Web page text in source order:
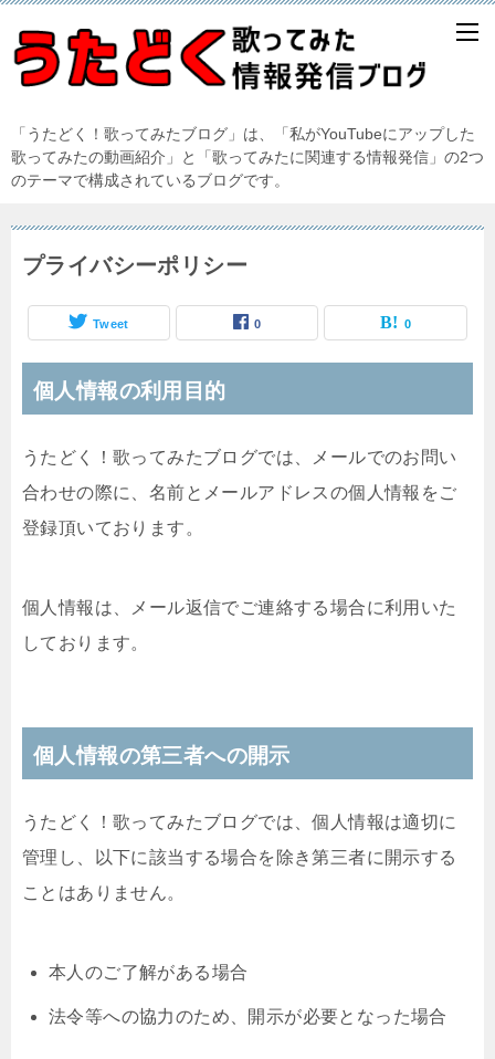
「うたどく！歌ってみたブログ」は、「私がYouTubeにアップした
歌ってみたの動画紹介」と「歌ってみたに関連する情報発信」の2つ
のテーマで構成されているブログです。
プライバシーポリシー
Tweet 0 0
個人情報の利用目的
うたどく！歌ってみたブログでは、メールでのお問い
合わせの際に、名前とメールアドレスの個人情報をご
登録頂いております。
個人情報は、メール返信でご連絡する場合に利用いた
しております。
個人情報の第三者への開示
うたどく！歌ってみたブログでは、個人情報は適切に
管理し、以下に該当する場合を除き第三者に開示する
ことはありません。
本人のご了解がある場合
法令等への協力のため、開示が必要となった場合